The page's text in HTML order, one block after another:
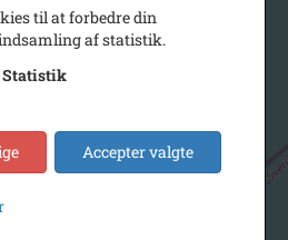
til at forbedre din
af statistik.
Statistik
Accepter valgte